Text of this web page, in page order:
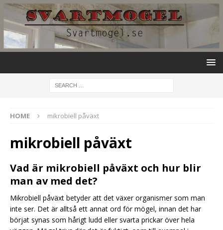
HOME mikrobiell påväxt
mikrobiell påväxt
Vad är mikrobiell påväxt och hur blir
man av med det?
Mikrobiell påväxt betyder att det växer organismer som man
inte ser. Det är alltså ett annat ord för mögel, innan det har
börjat synas som hårigt ludd eller svarta prickar över hela